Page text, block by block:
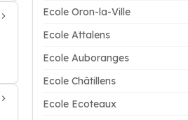
Ecole Oron-la-Ville
Ecole Attalens
Ecole Auboranges
Ecole Châtillens
Ecole Ecoteaux